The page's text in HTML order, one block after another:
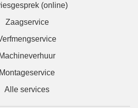
(online)
Zaagservice
Machineverhuur
Montageservice
Alle services